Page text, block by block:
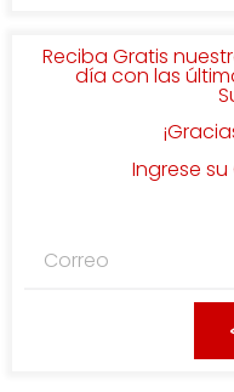
Reciba Gratis
día con las
Ingrese